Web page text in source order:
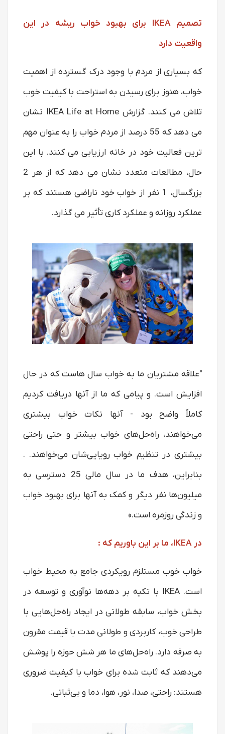
تصمیم IKEA برای بهبود خواب ریشه در این
واقعیت دارد
که بسیاری از مردم با وجود درک گسترده از اهمیت
خواب، هنوز برای رسیدن به استراحت با کیفیت خوب
تلاش می کنند. گزارش IKEA Life at Home نشان
می دهد که 55 درصد از مردم خواب را به عنوان مهم
ترین فعالیت خود در خانه ارزیابی می کنند. با این
حال، مطالعات متعدد نشان می دهد که از هر 2
بزرگسال، 1 نفر از خواب خود ناراضی هستند که بر
عملکرد روزانه و عملکرد کاری تأثیر می گذارد.
"علاقه مشتریان ما به خواب سال هاست که در حال
افزایش است. و پیامی که ما از آنها دریافت کردیم
کاملاً واضح بود - آنها نکات خواب بیشتری
می‌خواهند، راه‌حل‌های خواب بیشتر و حتی راحتی
بیشتری در تنظیم خواب رویایی‌شان می‌خواهند. .
بنابراین، هدف ما در سال مالی 25 دسترسی به
میلیون‌ها نفر دیگر و کمک به آنها برای بهبود خواب
و زندگی روزمره است.»
در IKEA، ما بر این باوریم که :
خواب خوب مستلزم رویکردی جامع به محیط خواب
است. IKEA با تکیه بر دهه‌ها نوآوری و توسعه در
بخش خواب، سابقه طولانی در ایجاد راه‌حل‌هایی با
طراحی خوب، کاربردی و طولانی مدت با قیمت مقرون
به صرفه دارد. راه‌حل‌های ما هر شش حوزه را پوشش
می‌دهند که ثابت شده برای خواب با کیفیت ضروری
هستند: راحتی، صدا، نور، هوا، دما و بی‌ثباتی.